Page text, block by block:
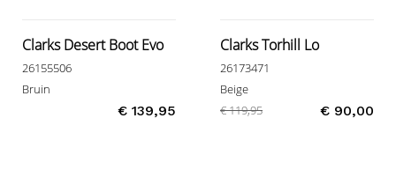
Clarks Desert Boot Evo
26155506
Bruin
€ 139,95
Clarks Torhill Lo
26173471
Beige
€ 119,95
€ 90,00